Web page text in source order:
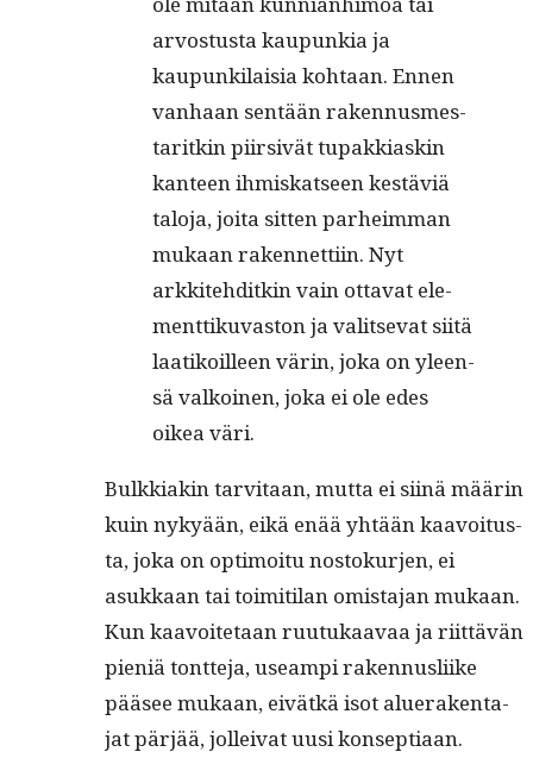
arvos­tus­ta kaupunkia ja
kaupunki­laisia kohtaan. Ennen
van­haan sen­tään raken­nusmes­
tar­itkin piir­sivät tupakki­askin
kan­teen ihmiskat­seen kestäviä
talo­ja, joi­ta sit­ten parheim­man
mukaan raken­net­ti­in. Nyt
arkkite­hditkin vain otta­vat ele­
ment­tiku­vas­ton ja val­it­se­vat siitä
laatikoilleen värin, joka on yleen­
sä valkoinen, joka ei ole edes
oikea väri.
Bulkki­akin tarvi­taan, mut­ta ei siinä määrin
kuin nykyään, eikä enää yhtään kaavoitus­
ta, joka on opti­moitu nos­tokur­jen, ei
asukkaan tai toim­i­ti­lan omis­ta­jan mukaan.
Kun kaavoite­taan ruu­tukaavaa ja riit­tävän
pieniä tont­te­ja, use­ampi raken­nus­li­ike
pääsee mukaan, eivätkä isot aluer­ak­en­ta­
jat pär­jää, jollei­vat uusi konseptiaan.